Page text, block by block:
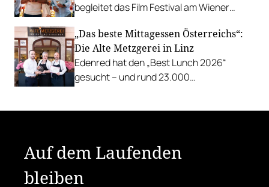
begleitet das Film Festival am Wiener
mit Cocktails, Snacks und
Veranstaltungsprogramm.
„Das beste Mittagessen Österreichs“:
Die Alte Metzgerei in Linz
Edenred hat den „Best Lunch 2026“
gesucht – und rund 23.000
Auf dem Laufenden
bleiben